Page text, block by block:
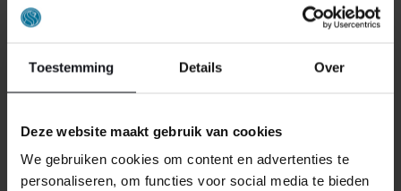
Toestemming Details Over
Deze website maakt gebruik van cookies
We gebruiken cookies om content en advertenties te
personaliseren, om functies voor social media te bieden